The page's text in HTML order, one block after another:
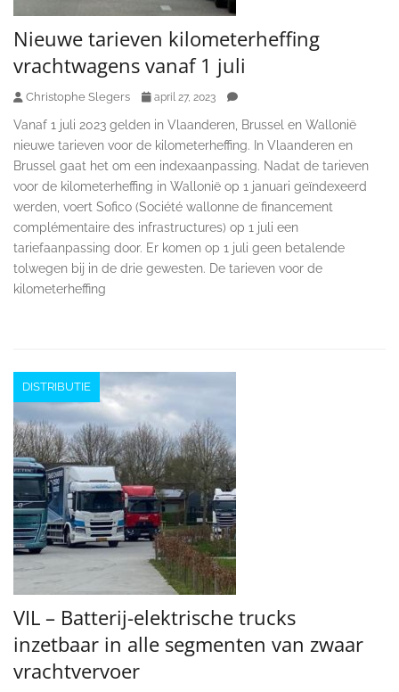
Nieuwe tarieven kilometerheffing
vrachtwagens vanaf 1 juli
Christophe Slegers april 27, 2023
Vanaf 1 juli 2023 gelden in Vlaanderen, Brussel en Wallonië
nieuwe tarieven voor de kilometerheffing. In Vlaanderen en
Brussel gaat het om een indexaanpassing. Nadat de tarieven
voor de kilometerheffing in Wallonië op 1 januari geïndexeerd
werden, voert Sofico (Société wallonne de financement
complémentaire des infrastructures) op 1 juli een
tariefaanpassing door. Er komen op 1 juli geen betalende
tolwegen bij in de drie gewesten. De tarieven voor de
kilometerheffing
DISTRIBUTIE
VIL – Batterij-elektrische trucks
inzetbaar in alle segmenten van zwaar
vrachtvervoer